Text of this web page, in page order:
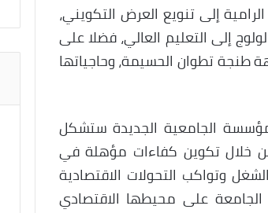
إلى تنويع العرض التكويني،
إلى التعليم العالي، فضلا على
طنجة تطوان الحسيمة، وحاجياتها
الجامعية الجديدة ستشکل
خلال تكوين كفاءات مؤهلة في
وتواكب التحولات الاقتصادية
الجامعة على محيطها الاقتصادي